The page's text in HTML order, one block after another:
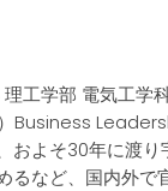
工学部 電気工学
Business
およそ30年に渡
るなど、国内外で